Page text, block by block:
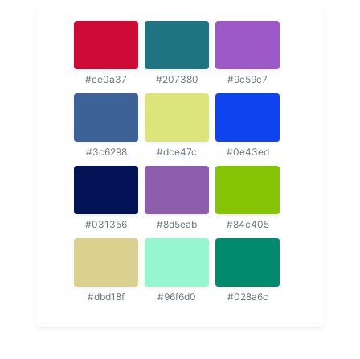
#ce0a37 #207380 #9c59c7
#3c6298 #dce47c #0e43ed
#031356 #8d5eab #84c405
#dbd18f #96f6d0 #028a6c